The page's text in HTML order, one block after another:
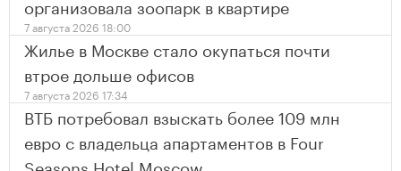
организовала зоопарк в квартире
7 августа 2026 18:00
Жилье в Москве стало окупаться почти
втрое дольше офисов
7 августа 2026 17:34
ВТБ потребовал взыскать более 109 млн
евро с владельца апартаментов в Four
Seasons Hotel Moscow